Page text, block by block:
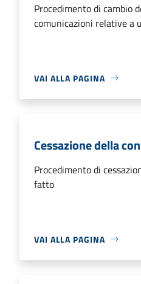
Procedimento di cambio
comunicazioni relative a
VAI ALLA PAGINA
Cessazione della
Procedimento di
fatto
VAI ALLA PAGINA